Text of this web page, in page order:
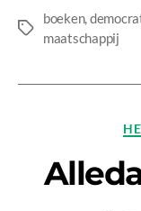
Tags
boeken,
maatschappij